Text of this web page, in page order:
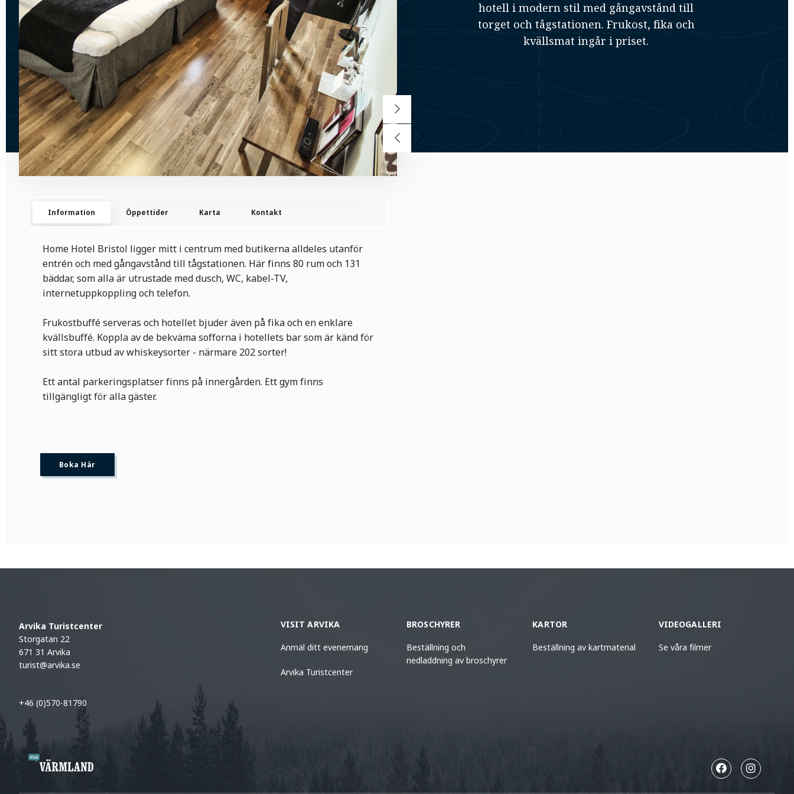
hotell i modern stil med gångavstånd till
torget och tågstationen. Frukost, fika och
kvällsmat ingår i priset.
Information Öppettider Karta Kontakt
Home Hotel Bristol ligger mitt i centrum med butikerna alldeles utanför
entrén och med gångavstånd till tågstationen. Här finns 80 rum och 131
bäddar, som alla är utrustade med dusch, WC, kabel-TV,
internetuppkoppling och telefon.
Frukostbuffé serveras och hotellet bjuder även på fika och en enklare
kvällsbuffé. Koppla av de bekväma sofforna i hotellets bar som är känd för
sitt stora utbud av whiskeysorter - närmare 202 sorter!
Ett antal parkeringsplatser finns på innergården. Ett gym finns
tillgängligt för alla gäster.
Boka Här
Arvika Turistcenter
Storgatan 22
671 31 Arvika
turist@arvika.se
+46 (0)570-81790
VISIT ARVIKA
Anmäl ditt evenemang
Arvika Turistcenter
BROSCHYRER
Beställning och
nedladdning av broschyrer
KARTOR
Beställning av kartmaterial
VIDEOGALLERI
Se våra filmer